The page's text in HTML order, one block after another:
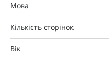
Мова
Кількість сторінок
Вік